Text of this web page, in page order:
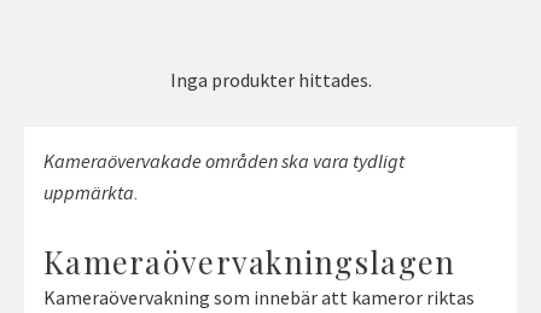
Inga produkter hittades.
Kameraövervakade områden ska vara tydligt
uppmärkta.
Kameraövervakningslagen
Kameraövervakning som innebär att kameror riktas